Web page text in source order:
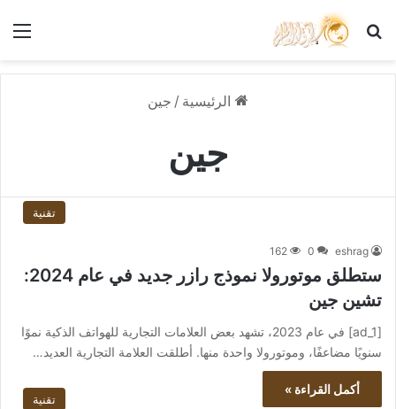
بحث عن
الرئيسية / جين
جين
تقنية
eshrag
0
162
ستطلق موتورولا نموذج رازر جديد في عام 2024:
تشين جين
[ad_1] في عام 2023، تشهد بعض العلامات التجارية للهواتف الذكية نموًا
سنويًا مضاعفًا، وموتورولا واحدة منها. أطلقت العلامة التجارية العديد…
أكمل القراءة »
تقنية